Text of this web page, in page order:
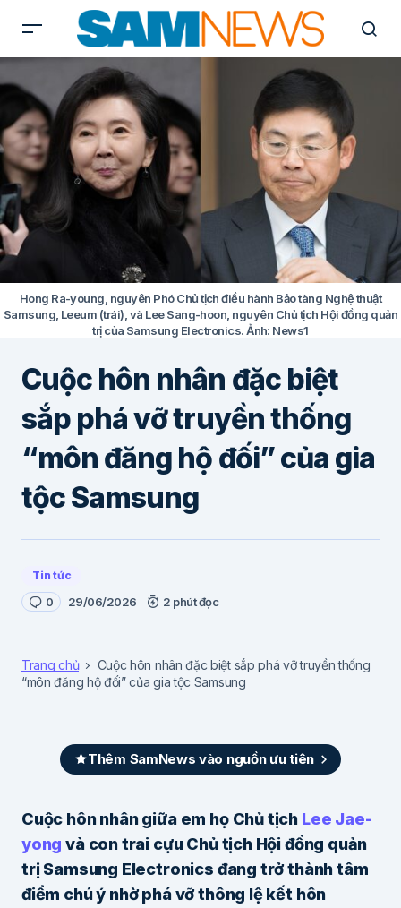
Hong Ra-young, nguyên Phó Chủ tịch điều hành Bảo tàng Nghệ thuật
Samsung, Leeum (trái), và Lee Sang-hoon, nguyên Chủ tịch Hội đồng quản
trị của Samsung Electronics. Ảnh: News1
Cuộc hôn nhân đặc biệt
sắp phá vỡ truyền thống
“môn đăng hộ đối” của gia
tộc Samsung
Tin tức
0 29/06/2026 2 phút đọc
Trang chủ
Cuộc hôn nhân đặc biệt sắp phá vỡ truyền thống
“môn đăng hộ đối” của gia tộc Samsung
Thêm SamNews vào nguồn ưu tiên
Cuộc hôn nhân giữa em họ Chủ tịch Lee Jae-
yong và con trai cựu Chủ tịch Hội đồng quản
trị Samsung Electronics đang trở thành tâm
điểm chú ý nhờ phá vỡ thông lệ kết hôn